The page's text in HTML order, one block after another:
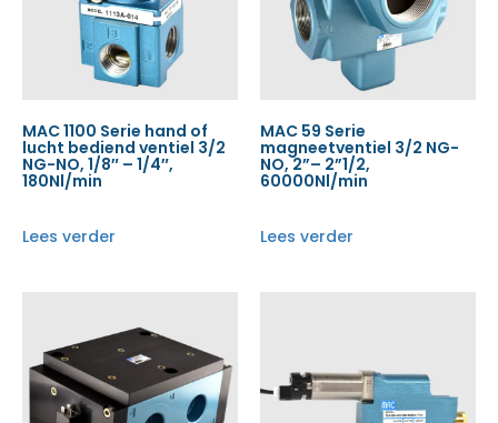
MAC 1100 Serie hand of
lucht bediend ventiel 3/2
NG-NO, 1/8″ – 1/4″,
180Nl/min
Lees verder
MAC 59 Serie
magneetventiel 3/2 NG-
NO, 2”– 2”1/2,
60000Nl/min
Lees verder